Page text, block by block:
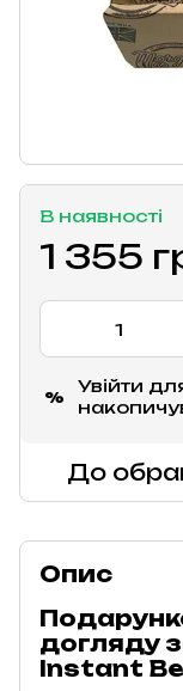
В наявності
1 355
%
Увійти
До
Опис
догляду
Instant